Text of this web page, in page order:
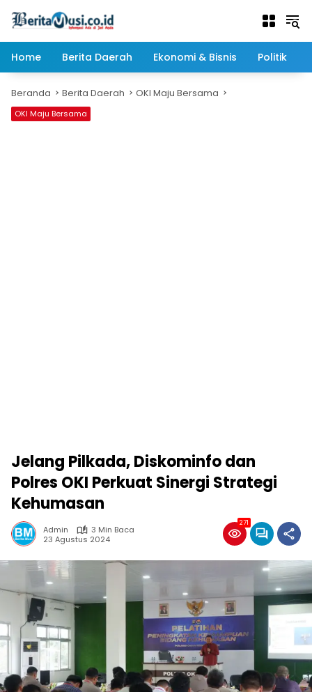
Home
Berita Daerah Ekonomi & Bisnis Politik
Beranda Berita Daerah OKI Maju Bersama
OKI Maju Bersama
Jelang Pilkada, Diskominfo dan
Polres OKI Perkuat Sinergi Strategi
Kehumasan
Admin
3 Min Baca
23 Agustus 2024
271